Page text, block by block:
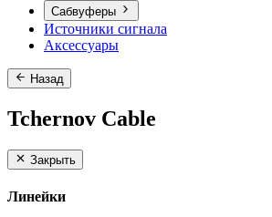
Сабвуферы
Источники сигнала
Аксессуары
Назад
Tchernov Cable
Закрыть
Линейки